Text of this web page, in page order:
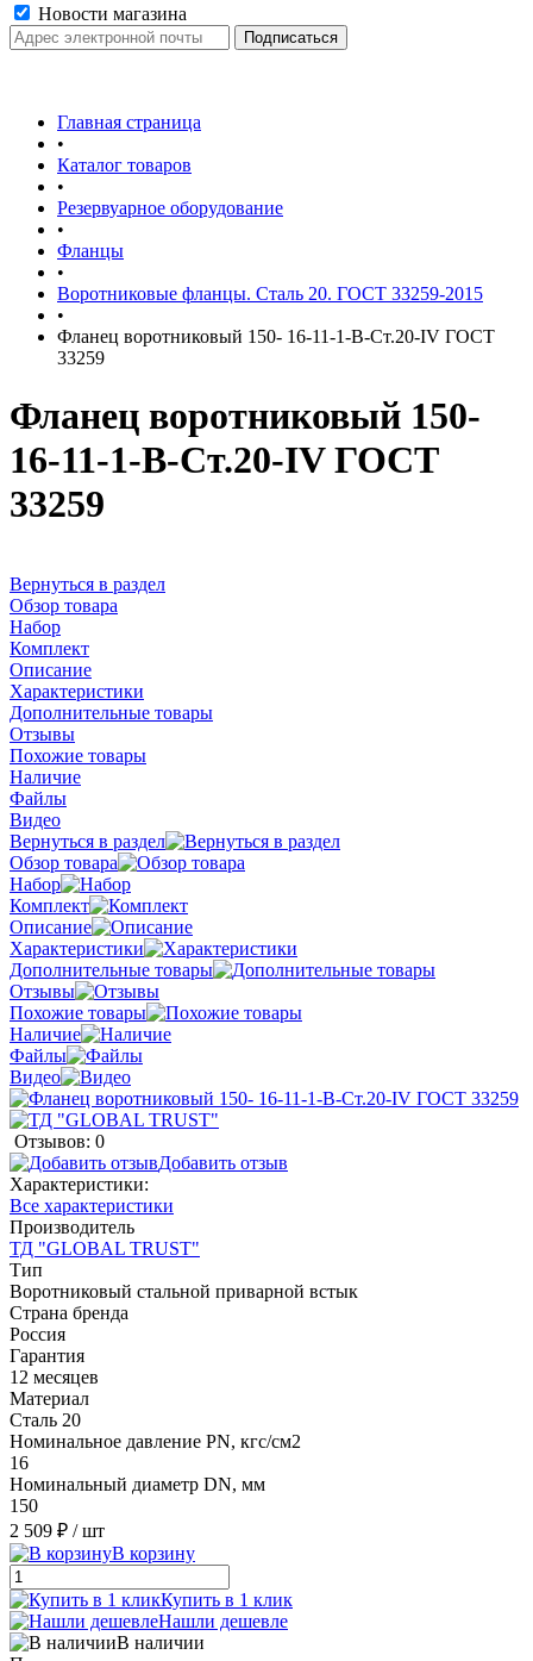
Новости магазина
Главная страница
•
Каталог товаров
•
Резервуарное оборудование
•
Фланцы
•
Воротниковые фланцы. Сталь 20. ГОСТ 33259-2015
•
Фланец воротниковый 150- 16-11-1-В-Ст.20-IV ГОСТ
33259
Фланец воротниковый 150-
16-11-1-В-Ст.20-IV ГОСТ
33259
Вернуться в раздел
Обзор товара
Набор
Комплект
Описание
Характеристики
Дополнительные товары
Отзывы
Похожие товары
Наличие
Файлы
Видео
Вернуться в раздел
Обзор товара
Набор
Комплект
Описание
Характеристики
Дополнительные товары
Отзывы
Похожие товары
Наличие
Файлы
Видео
Отзывов: 0
Добавить отзыв
Характеристики:
Все характеристики
Производитель
ТД "GLOBAL TRUST"
Тип
Воротниковый стальной приварной встык
Страна бренда
Россия
Гарантия
12 месяцев
Материал
Сталь 20
Номинальное давление PN, кгс/см2
16
Номинальный диаметр DN, мм
150
2 509 ₽ / шт
В корзину
Купить в 1 клик
Нашли дешевле
В наличии